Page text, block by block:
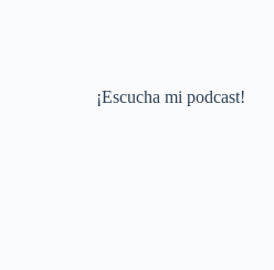
¡Escucha mi podcast!